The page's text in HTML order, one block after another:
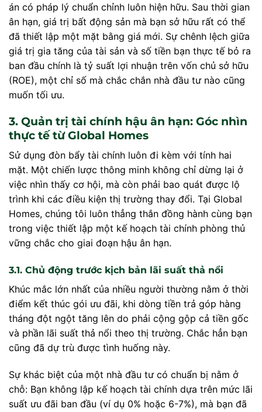
án có pháp lý chuẩn chỉnh luôn hiện hữu. Sau thời gian
ân hạn, giá trị bất động sản mà bạn sở hữu rất có thể
đã thiết lập một mặt bằng giá mới. Sự chênh lệch giữa
giá trị gia tăng của tài sản và số tiền bạn thực tế bỏ ra
ban đầu chính là tỷ suất lợi nhuận trên vốn chủ sở hữu
(ROE), một chỉ số mà chắc chắn nhà đầu tư nào cũng
muốn tối ưu.
3. Quản trị tài chính hậu ân hạn: Góc nhìn
thực tế từ Global Homes
Sử dụng đòn bẩy tài chính luôn đi kèm với tính hai
mặt. Một chiến lược thông minh không chỉ dừng lại ở
việc nhìn thấy cơ hội, mà còn phải bao quát được lộ
trình khi các điều kiện thị trường thay đổi. Tại Global
Homes, chúng tôi luôn thẳng thắn đồng hành cùng bạn
trong việc thiết lập một kế hoạch tài chính phòng thủ
vững chắc cho giai đoạn hậu ân hạn.
3.1. Chủ động trước kịch bản lãi suất thả nổi
Khúc mắc lớn nhất của nhiều người thường nằm ở thời
điểm kết thúc gói ưu đãi, khi dòng tiền trả góp hàng
tháng đột ngột tăng lên do phải cộng gộp cả tiền gốc
và phần lãi suất thả nổi theo thị trường. Chắc hẳn bạn
cũng đã dự trù được tình huống này.
Sự khác biệt của một nhà đầu tư có chuẩn bị nằm ở
chỗ: Bạn không lập kế hoạch tài chính dựa trên mức lãi
suất ưu đãi ban đầu (ví dụ 0% hoặc 6-7%), mà bạn đã